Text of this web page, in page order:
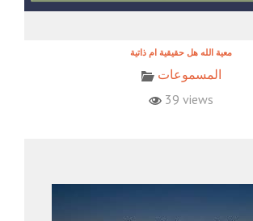
معية الله هل حقيقية ام ذاتية
المسموعات
39 views